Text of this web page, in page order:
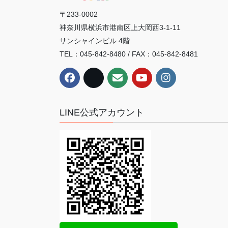
〒233-0002
神奈川県横浜市港南区上大岡西3-1-11
サンシャインビル 4階
TEL：045-842-8480 / FAX：045-842-8481
LINE公式アカウント